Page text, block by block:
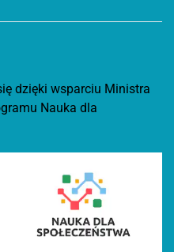
dzięki wsparciu Ministra
Nauka dla